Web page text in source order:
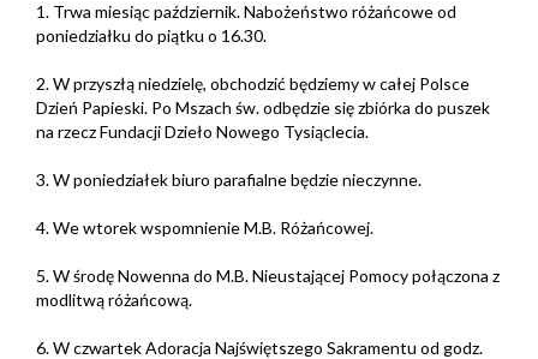
1. Trwa miesiąc październik. Nabożeństwo różańcowe od
poniedziałku do piątku o 16.30.
2. W przyszłą niedzielę, obchodzić będziemy w całej Polsce
Dzień Papieski. Po Mszach św. odbędzie się zbiórka do puszek
na rzecz Fundacji Dzieło Nowego Tysiąclecia.
3. W poniedziałek biuro parafialne będzie nieczynne.
4. We wtorek wspomnienie M.B. Różańcowej.
5. W środę Nowenna do M.B. Nieustającej Pomocy połączona z
modlitwą różańcową.
6. W czwartek Adoracja Najświętszego Sakramentu od godz.